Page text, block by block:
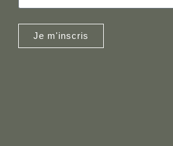
Je m'inscris